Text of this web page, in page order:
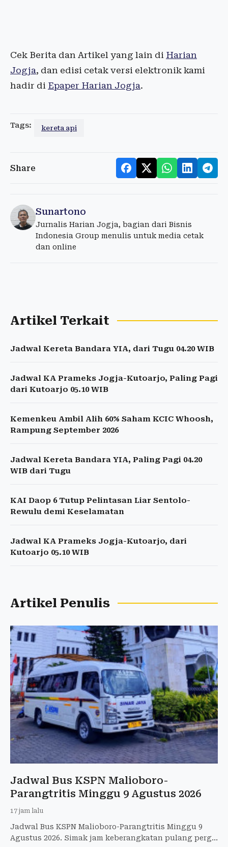
Cek Berita dan Artikel yang lain di Harian
Jogja, dan edisi cetak versi elektronik kami
hadir di Epaper Harian Jogja.
Tags: kereta api
Share
Sunartono
Jurnalis Harian Jogja, bagian dari Bisnis
Indonesia Group menulis untuk media cetak
dan online
Artikel Terkait
Jadwal Kereta Bandara YIA, dari Tugu 04.20 WIB
Jadwal KA Prameks Jogja-Kutoarjo, Paling Pagi
dari Kutoarjo 05.10 WIB
Kemenkeu Ambil Alih 60% Saham KCIC Whoosh,
Rampung September 2026
Jadwal Kereta Bandara YIA, Paling Pagi 04.20
WIB dari Tugu
KAI Daop 6 Tutup Pelintasan Liar Sentolo-
Rewulu demi Keselamatan
Jadwal KA Prameks Jogja-Kutoarjo, dari
Kutoarjo 05.10 WIB
Artikel Penulis
Jadwal Bus KSPN Malioboro-
Parangtritis Minggu 9 Agustus 2026
17 jam lalu
Jadwal Bus KSPN Malioboro-Parangtritis Minggu 9
Agustus 2026. Simak jam keberangkatan pulang pergi